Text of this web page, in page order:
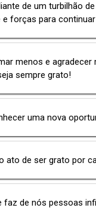
de um turbilhão
e forças para
menos e
sempre grato!
uma nova
ato de ser grato por
faz de nós pessoas